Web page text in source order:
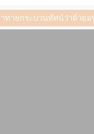
ายกระบวนทัศน์ว่าด้วยอ